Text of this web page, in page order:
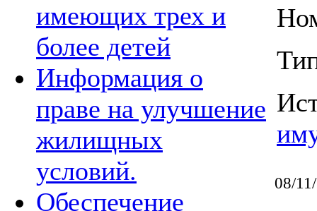
имеющих трех и
более детей
Информация о
праве на улучшение
жилищных
условий.
Обеспечение
08/